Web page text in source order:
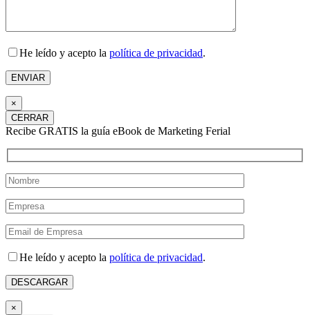
He leído y acepto la política de privacidad.
×
CERRAR
Recibe GRATIS la guía eBook de Marketing Ferial
He leído y acepto la política de privacidad.
×